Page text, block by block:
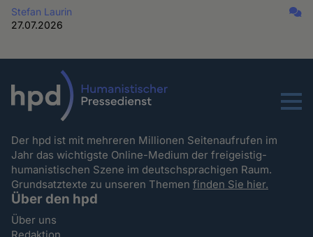
Stefan Laurin
27.07.2026
Menu
Der hpd ist mit mehreren Millionen Seitenaufrufen im
Jahr das wichtigste Online-Medium der freigeistig-
humanistischen Szene im deutschsprachigen Raum.
Grundsatztexte zu unseren Themenfinden Sie hier.
Über den hpd
Über uns
Redaktion